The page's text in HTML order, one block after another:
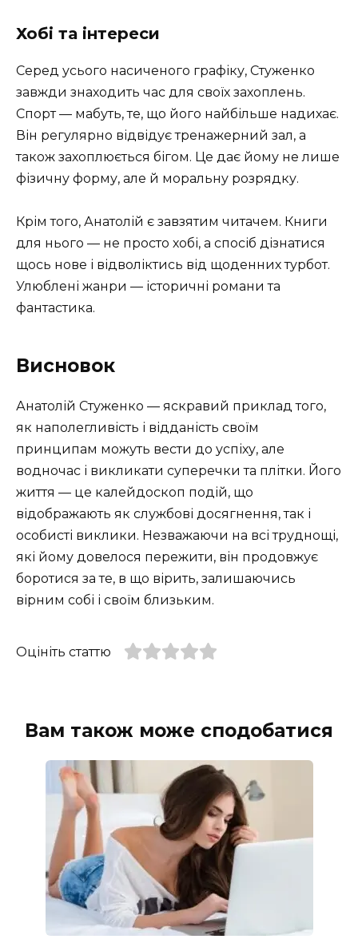
Хобі та інтереси
Серед усього насиченого графіку, Стуженко
завжди знаходить час для своїх захоплень.
Спорт — мабуть, те, що його найбільше надихає.
Він регулярно відвідує тренажерний зал, а
також захоплюється бігом. Це дає йому не лише
фізичну форму, але й моральну розрядку.
Крім того, Анатолій є завзятим читачем. Книги
для нього — не просто хобі, а спосіб дізнатися
щось нове і відволіктись від щоденних турбот.
Улюблені жанри — історичні романи та
фантастика.
Висновок
Анатолій Стуженко — яскравий приклад того,
як наполегливість і відданість своїм
принципам можуть вести до успіху, але
водночас і викликати суперечки та плітки. Його
життя — це калейдоскоп подій, що
відображають як службові досягнення, так і
особисті виклики. Незважаючи на всі труднощі,
які йому довелося пережити, він продовжує
боротися за те, в що вірить, залишаючись
вірним собі і своїм близьким.
Оцініть статтю
Вам також може сподобатися